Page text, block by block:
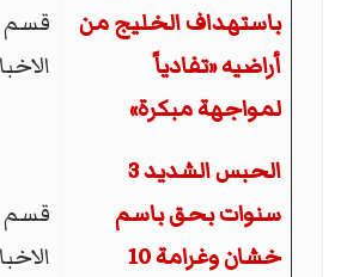
باستهداف الخليج من
أراضيه «تفادياً
لمواجهة مبكرة»
قسم
الحبس الشديد 3
سنوات بحق باسم
خشان وغرامة 10
قسم